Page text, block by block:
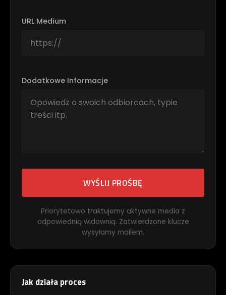
URL Medium
Dodatkowe Informacje
WYŚLIJ PROŚBĘ
Priorytetowo traktujemy aktywne media z
odpowiednią widownią. Zatwierdzone klucze
wysyłamy mailem.
Jak działa proces